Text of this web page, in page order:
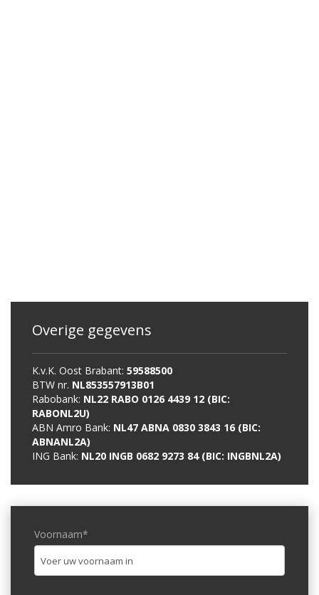
Overige gegevens
K.v.K. Oost Brabant: 59588500
BTW nr. NL853557913B01
Rabobank: NL22 RABO 0126 4439 12 (BIC:
RABONL2U)
ABN Amro Bank: NL47 ABNA 0830 3843 16 (BIC:
ABNANL2A)
ING Bank: NL20 INGB 0682 9273 84 (BIC: INGBNL2A)
Voornaam*